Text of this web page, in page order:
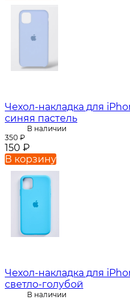
Чехол-накладка для
синяя пастель
В наличии
350 ₽
150 ₽
В корзину
Чехол-накладка для
светло-голубой
В наличии